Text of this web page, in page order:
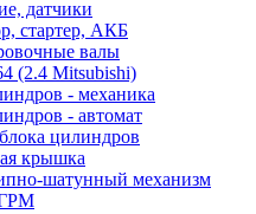
датчики
стартер, АКБ
валы
(2.4 Mitsubishi)
- механика
- автомат
цилиндров
крышка
шатунный механизм